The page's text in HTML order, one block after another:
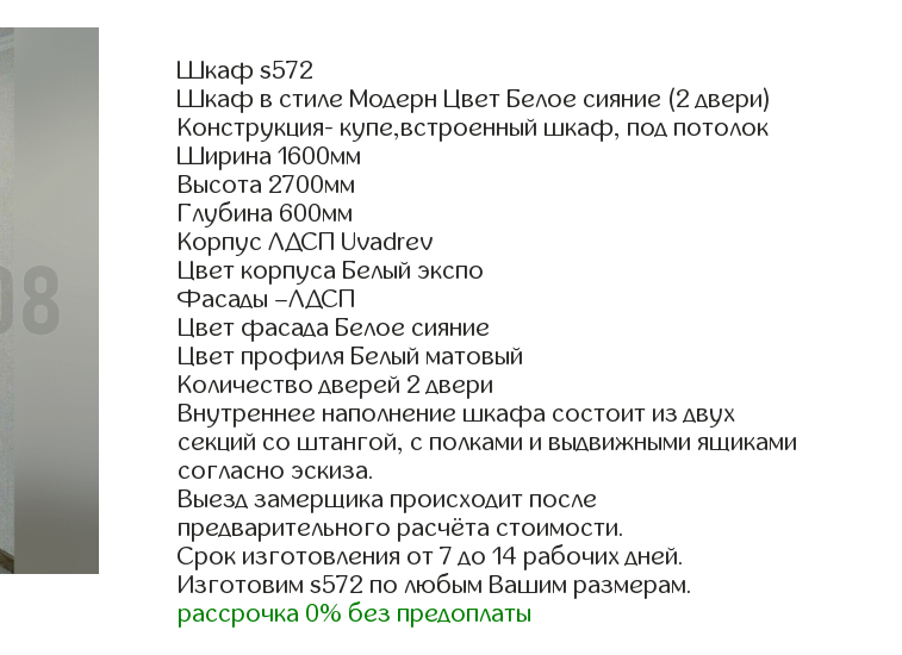
Шкаф s572
Шкаф в стиле Модерн Цвет Белое сияние (2 двери)
Конструкция- купе,встроенный шкаф, под потолок
Ширина 1600мм
Высота 2700мм
Глубина 600мм
Корпус ЛДСП Uvadrev
Цвет корпуса Белый экспо
Фасады –ЛДСП
Цвет фасада Белое сияние
Цвет профиля Белый матовый
Количество дверей 2 двери
Внутреннее наполнение шкафа состоит из двух
секций со штангой, с полками и выдвижными ящиками
согласно эскиза.
Выезд замерщика происходит после
предварительного расчёта стоимости.
Срок изготовления от 7 до 14 рабочих дней.
Изготовим s572 по любым Вашим размерам.
рассрочка 0% без предоплаты